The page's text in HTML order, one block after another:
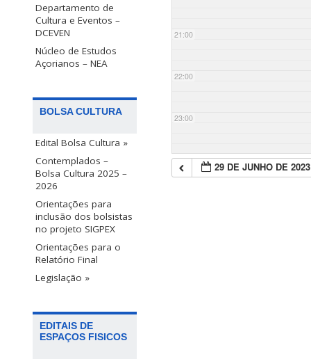
Departamento de
Cultura e Eventos –
DCEVEN
Núcleo de Estudos
Açorianos – NEA
BOLSA CULTURA
Edital Bolsa Cultura »
Contemplados –
Bolsa Cultura 2025 –
2026
Orientações para
inclusão dos bolsistas
no projeto SIGPEX
Orientações para o
Relatório Final
Legislação »
EDITAIS DE
ESPAÇOS FISICOS
21:00
22:00
23:00
29 DE JUNHO DE 2023